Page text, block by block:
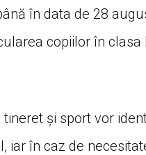
în data de 28
copiilor în clasa
și sport vor
iar în caz de